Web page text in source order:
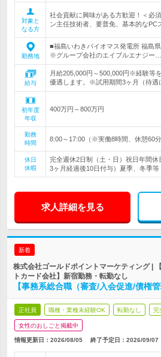
対象と
なる方
社会貢献に興味がある方歓迎！＜必
ン主任技術者、要普免、基本的なPC
勤務地
■福島いわきバイオマス発電所 福島
※グループ会社のエイブルエナジー…
給与
月給205,000円～500,000円※経験等
優遇します。※試用期間3ヶ月（待遇
初年度
年収
400万円～800万円
勤務
時間
8:00～17:00（※実働8時間、休憩60
休日
休暇
完全週休2日制（土・日）祝日年間
3ヶ月経過後10日付与）夏季、冬季等
求人詳細を見る
新着
株式会社ゴールドポイントマーケティング |
トカード会社】新宿勤務・転勤なし
【事務系総合職（審査/入会促進/債権
正社員 職種・業種未経験OK 転勤なし 完
女性のおしごと掲載中
情報更新日：2026/08/05 終了予定日： 2026/09/07